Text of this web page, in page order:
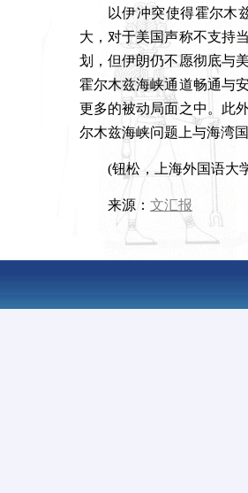
以伊冲突使得霍尔木
大，对于美国声称不支持
划，但伊朗仍不愿彻底与
霍尔木兹海峡通道畅通与
更多的被动局面之中。此
尔木兹海峡问题上与海湾
(钮松，上海外国语大
来源： 文汇报